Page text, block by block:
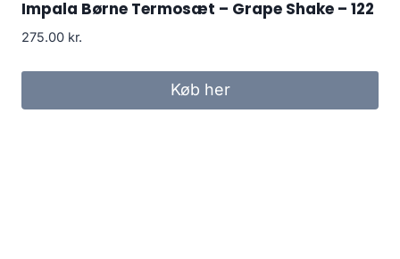
Impala Børne Termosæt – Grape Shake – 122
275.00 kr.
Køb her